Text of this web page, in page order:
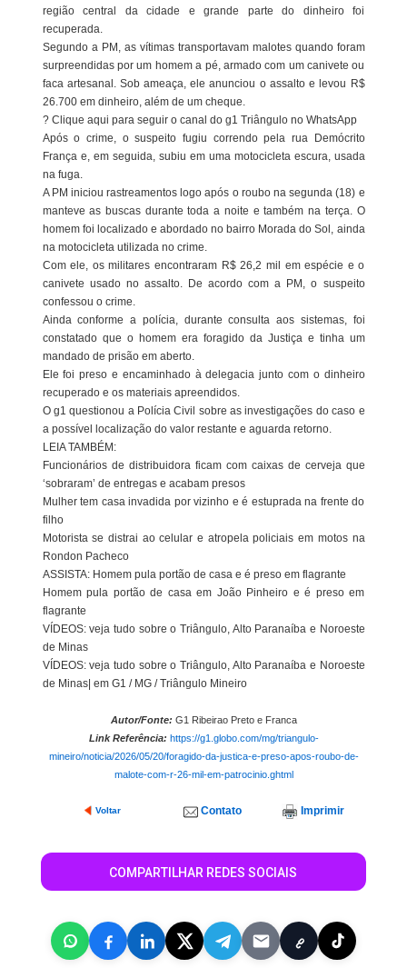
região central da cidade e grande parte do dinheiro foi
recuperada.
Segundo a PM, as vítimas transportavam malotes quando foram
surpreendidas por um homem a pé, armado com um canivete ou
faca artesanal. Sob ameaça, ele anunciou o assalto e levou R$
26.700 em dinheiro, além de um cheque.
? Clique aqui para seguir o canal do g1 Triângulo no WhatsApp
Após o crime, o suspeito fugiu correndo pela rua Demócrito
França e, em seguida, subiu em uma motocicleta escura, usada
na fuga.
A PM iniciou rastreamentos logo após o roubo na segunda (18) e
manteve as buscas durante toda a noite e também na terça. O
homem foi localizado e abordado no bairro Morada do Sol, ainda
na motocicleta utilizada no crime.
Com ele, os militares encontraram R$ 26,2 mil em espécie e o
canivete usado no assalto. De acordo com a PM, o suspeito
confessou o crime.
Ainda conforme a polícia, durante consulta aos sistemas, foi
constatado que o homem era foragido da Justiça e tinha um
mandado de prisão em aberto.
Ele foi preso e encaminhado à delegacia junto com o dinheiro
recuperado e os materiais apreendidos.
O g1 questionou a Polícia Civil sobre as investigações do caso e
a possível localização do valor restante e aguarda retorno.
LEIA TAMBÉM:
Funcionários de distribuidora ficam com caixas de cerveja que
‘sobraram’ de entregas e acabam presos
Mulher tem casa invadida por vizinho e é estuprada na frente do
filho
Motorista se distrai ao celular e atropela policiais em motos na
Rondon Pacheco
ASSISTA: Homem pula portão de casa e é preso em flagrante
Homem pula portão de casa em João Pinheiro e é preso em
flagrante
VÍDEOS: veja tudo sobre o Triângulo, Alto Paranaíba e Noroeste
de Minas
VÍDEOS: veja tudo sobre o Triângulo, Alto Paranaíba e Noroeste
de Minas| em G1 / MG / Triângulo Mineiro
Autor/Fonte: G1 Ribeirao Preto e Franca
Link Referência: https://g1.globo.com/mg/triangulo-
mineiro/noticia/2026/05/20/foragido-da-justica-e-preso-apos-roubo-de-
malote-com-r-26-mil-em-patrocinio.ghtml
Voltar Contato Imprimir
COMPARTILHAR REDES SOCIAIS